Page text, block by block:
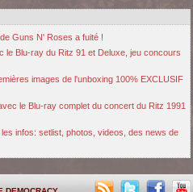
Guns N' Roses a fuité !
le Blu-ray du Ritz 91 et Deluxe, jeu concours
images de l'unboxing 100% EXCLUSIF
le Blu-ray complet du concert du Ritz 1991
infos: setlist, photos, videos, des news de